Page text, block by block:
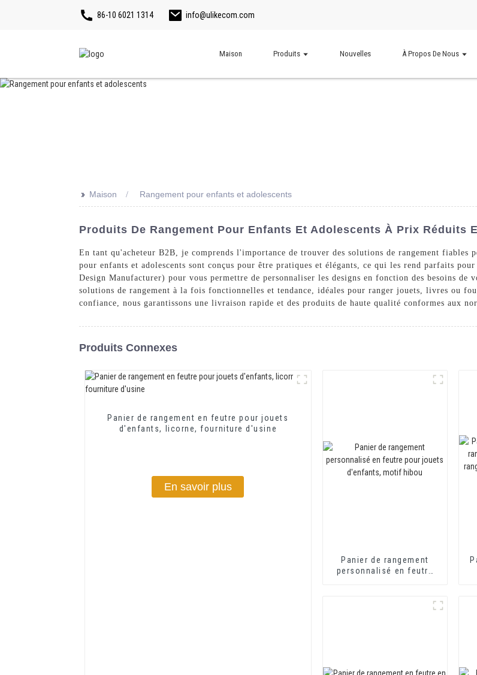
86-10 6021 1314 info@ulikecom.com
Maison Produits Nouvelles À Propos De Nous
>> Maison Rangement pour enfants et adolescents
Produits De Rangement Pour Enfants Et Adolescents À Prix Réduits
En tant qu'acheteur B2B, je comprends l'importance de trouver des solutions de rangement fiables
pour enfants et adolescents sont conçus pour être pratiques et élégants, ce qui les rend parfaits
Design Manufacturer) pour vous permettre de personnaliser les designs en fonction des besoins
solutions de rangement à la fois fonctionnelles et tendance, idéales pour ranger jouets, livres ou
confiance, nous garantissons une livraison rapide et des produits de haute qualité conformes aux
Produits Connexes
Panier de rangement en feutre pour jouets
d'enfants, licorne, fourniture d'usine
En savoir plus
Panier de rangement
personnalisé en feutre